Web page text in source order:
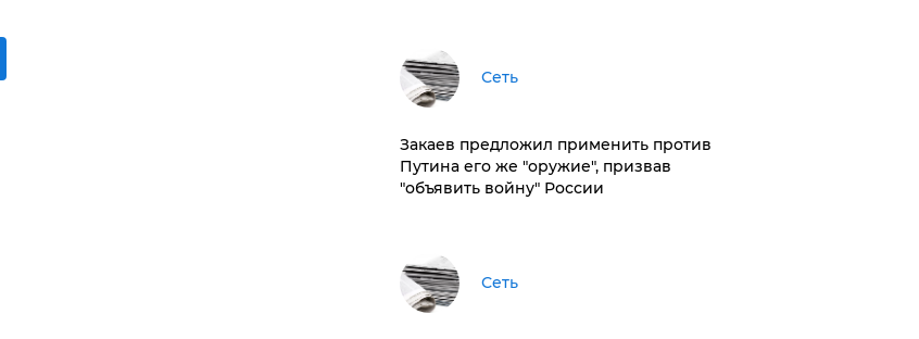
Сеть
Закаев предложил применить против
Путина его же "оружие", призвав
"объявить войну" России
Сеть